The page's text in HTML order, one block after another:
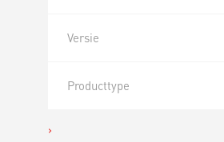
Versie
Producttype